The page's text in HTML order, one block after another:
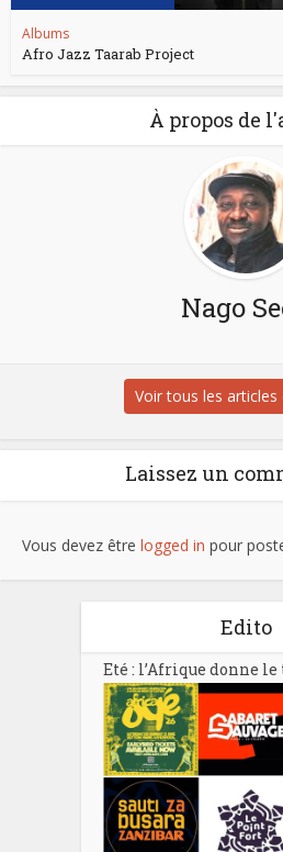
Albums
Afro Jazz Taarab Project
À propos de
Nago
Voir tous les articles
Laissez un
Vous devez être logged in pour
Edito
Eté : l’Afrique donne le